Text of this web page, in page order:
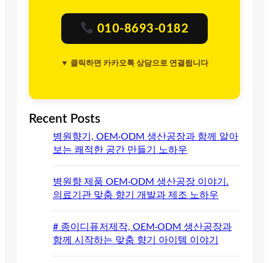
010-8693-0182
▼ 클릭하면 카카오톡 상담으로 연결됩니다
Recent Posts
병원향기, OEM·ODM 생산공장과 함께 알아
보는 쾌적한 공간 만들기 노하우
병원향 제품 OEM·ODM 생산공장 이야기.
의료기관 맞춤 향기 개발과 제조 노하우
# 종이디퓨저제작, OEM·ODM 생산공장과
함께 시작하는 맞춤 향기 아이템 이야기